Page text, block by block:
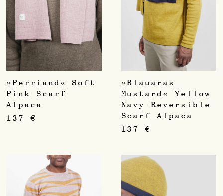
»Perriand« Soft
Pink Scarf
Alpaca
137 €
»Blauaras
Mustard« Yellow
Navy Reversible
Scarf Alpaca
137€